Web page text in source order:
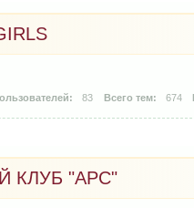
83 674
КЛУБ "АРС"